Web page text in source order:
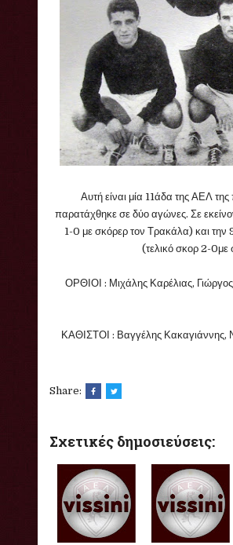
Αυτή είναι μία 11άδα της ΑΕΛ
παρατάχθηκε σε δύο αγώνες. Σε
1-0 με σκόρερ τον Τρακάλα) και την
(τελικό σκορ 2-0με
ΟΡΘΙΟΙ : Μιχάλης Καρέλιας,
ΚΑΘΙΣΤΟΙ : Βαγγέλης Κακαγιάννης,
Share:
Σχετικές δημοσιεύσεις: